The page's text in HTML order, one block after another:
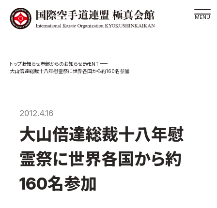
スケジュール
松井章奎館長 紹介
極真の歴史
極真会館のご案内
極真会館の概要
お知らせ本部からのお知らせEVENT
大山倍達総裁十八年慰霊祭に世界各国から約160名参加
2012.4.16
大山倍達総裁十八年慰
霊祭に世界各国から約
160名参加